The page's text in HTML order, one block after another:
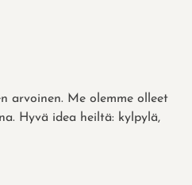
arvoinen. Me olemme olleet
Hyvä idea heiltä: kylpylä,